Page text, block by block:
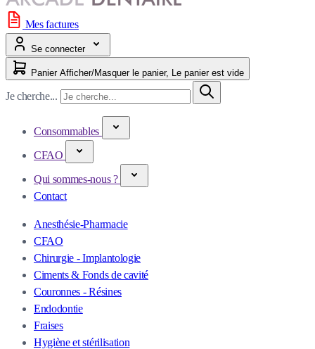
Mes factures
Se connecter
Panier Afficher/Masquer le panier, Le panier est vide
Je cherche...
Consommables
CFAO
Qui sommes-nous ?
Contact
Anesthésie-Pharmacie
CFAO
Chirurgie - Implantologie
Ciments & Fonds de cavité
Couronnes - Résines
Endodontie
Fraises
Hygiène et stérilisation